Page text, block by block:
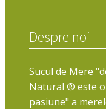
Despre noi
Sucul de Mere
Natural ® este
pasiune" a